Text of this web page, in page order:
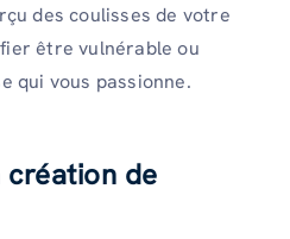
des coulisses de votre
être vulnérable ou
qui vous passionne.
de